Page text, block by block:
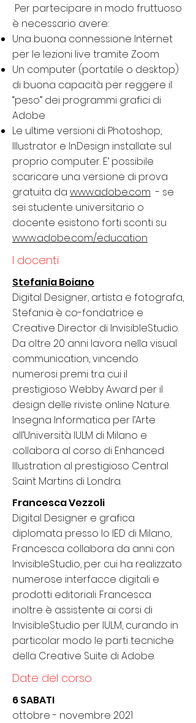
Per partecipare in modo fruttuoso
è necessario avere:
Una buona connessione Internet
per le lezioni live tramite Zoom
Un computer (portatile o desktop)
di buona capacità per reggere il
“peso” dei programmi grafici di
Adobe
Le ultime versioni di Photoshop,
Illustrator e InDesign installate sul
proprio computer. E’ possibile
scaricare una versione di prova
gratuita da www.adobe.com - se
sei studente universitario o
docente esistono forti sconti su
www.adobe.com/education
I docenti
Stefania Boiano
Digital Designer, artista e fotografa,
Stefania è co-fondatrice e
Creative Director di InvisibleStudio.
Da oltre 20 anni lavora nella visual
communication, vincendo
numerosi premi tra cui il
prestigioso Webby Award per il
design delle riviste online Nature.
Insegna Informatica per l’Arte
all’Università IULM di Milano e
collabora al corso di Enhanced
Illustration al prestigioso Central
Saint Martins di Londra.
Francesca Vezzoli
Digital Designer e grafica
diplomata presso lo IED di Milano,
Francesca collabora da anni con
InvisibleStudio, per cui ha realizzato
numerose interfacce digitali e
prodotti editoriali. Francesca
inoltre è assistente ai corsi di
InvisibleStudio per IULM, curando in
particolar modo le parti tecniche
della Creative Suite di Adobe.
Date del corso
6 SABATI
ottobre - novembre 2021